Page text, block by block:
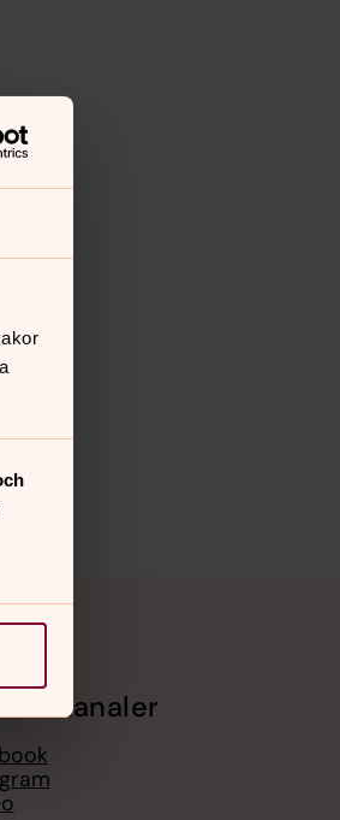
kanaler